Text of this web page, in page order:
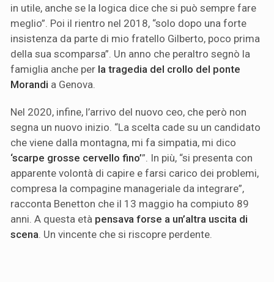
in utile, anche se la logica dice che si può sempre fare
meglio”. Poi il rientro nel 2018, “solo dopo una forte
insistenza da parte di mio fratello Gilberto, poco prima
della sua scomparsa”. Un anno che peraltro segnò la
famiglia anche per la tragedia del crollo del ponte
Morandi a Genova.
Nel 2020, infine, l’arrivo del nuovo ceo, che però non
segna un nuovo inizio. “La scelta cade su un candidato
che viene dalla montagna, mi fa simpatia, mi dico
‘scarpe grosse cervello fino’”. In più, “si presenta con
apparente volontà di capire e farsi carico dei problemi,
compresa la compagine manageriale da integrare”,
racconta Benetton che il 13 maggio ha compiuto 89
anni. A questa età pensava forse a un’altra uscita di
scena . Un vincente che si riscopre perdente.